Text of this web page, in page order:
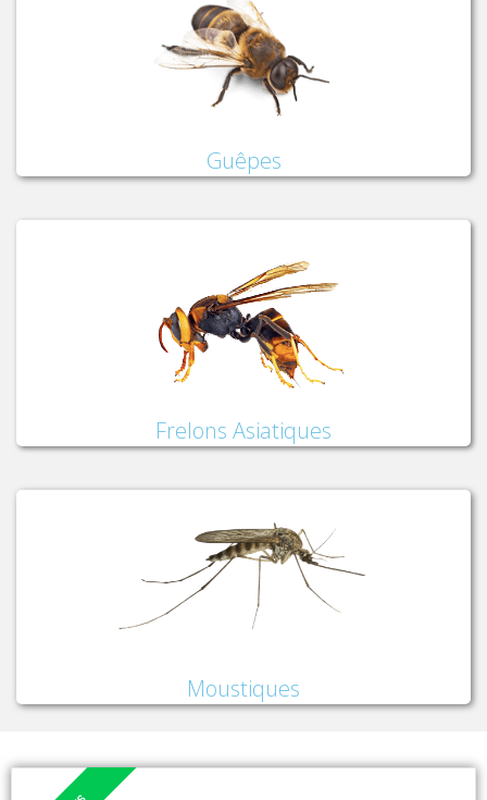
Guêpes
Frelons Asiatiques
Moustiques